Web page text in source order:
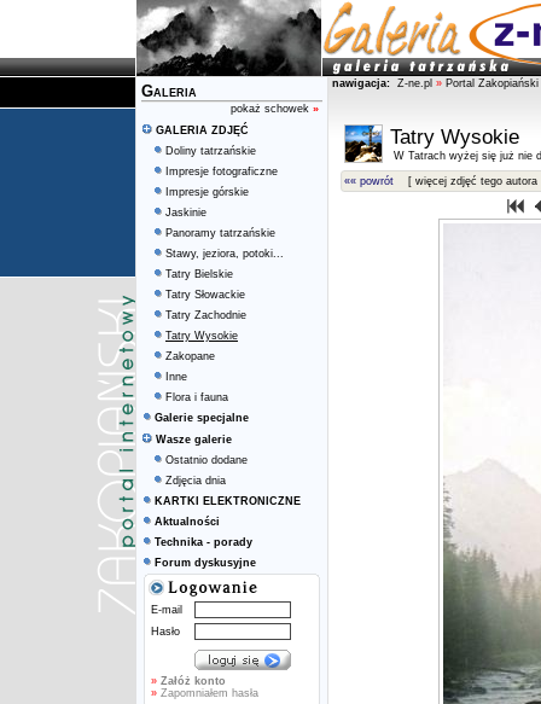
Galeria
pokaż schowek »
GALERIA ZDJĘĆ
Doliny tatrzańskie
Impresje fotograficzne
Impresje górskie
Jaskinie
Panoramy tatrzańskie
Stawy, jeziora, potoki...
Tatry Bielskie
Tatry Słowackie
Tatry Zachodnie
Tatry Wysokie
Zakopane
Inne
Flora i fauna
Galerie specjalne
Wasze galerie
Ostatnio dodane
Zdjęcia dnia
KARTKI ELEKTRONICZNE
Aktualności
Technika - porady
Forum dyskusyjne
E-mail
Hasło
» Załóż konto
» Zapomniałem hasła
nawigacja: Z-ne.pl » Portal Zakopiański
Tatry Wysokie
W Tatrach wyżej się już nie
«« powrót [ więcej zdjęć tego autora